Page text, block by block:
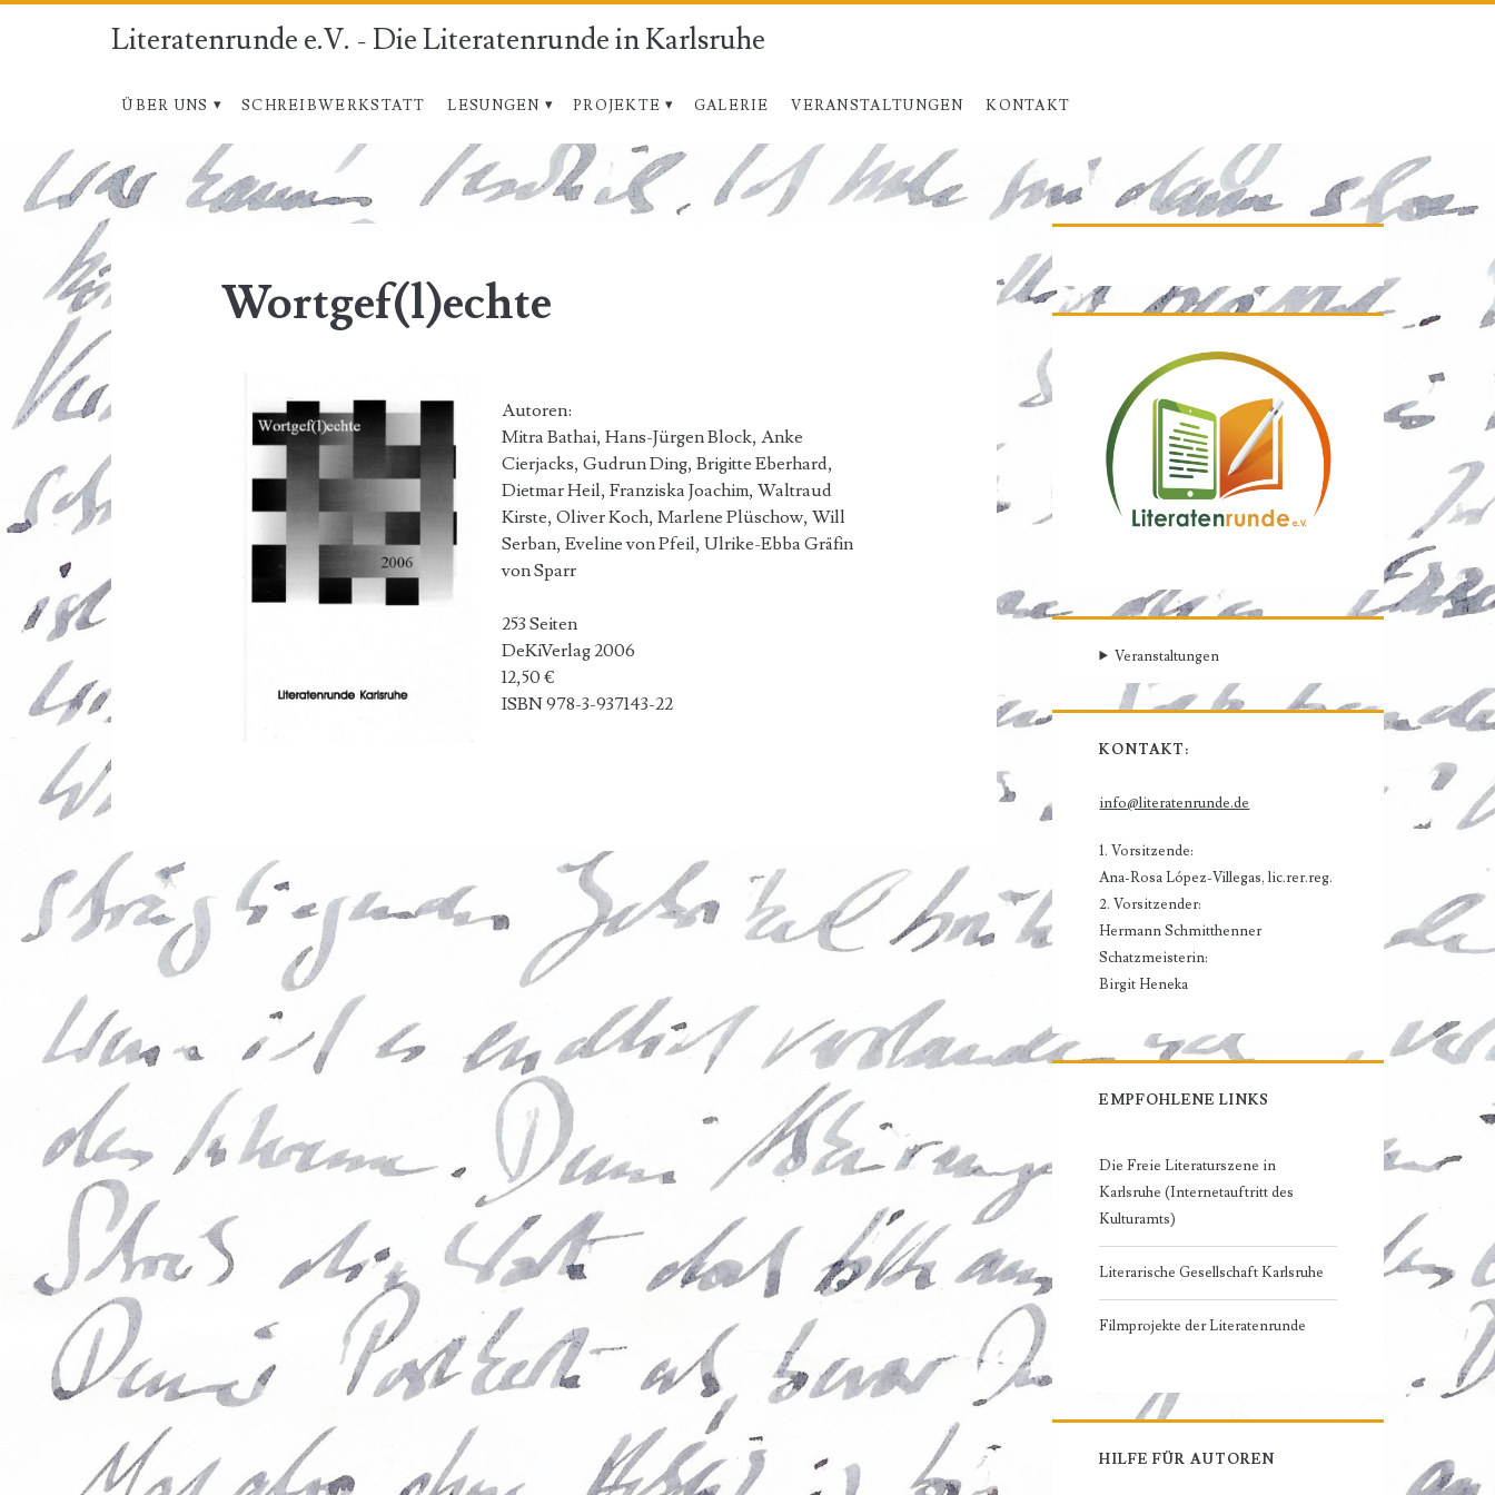
Literatenrunde e.V. - Die Literatenrunde in Karlsruhe
ÜBER UNS SCHREIBWERKSTATT LESUNGEN PROJEKTE GALERIE VERANSTALTUNGEN KONTAKT
Wortgef(l)echte
Autoren:
Mitra Bathai, Hans-Jürgen Block, Anke
Cierjacks, Gudrun Ding, Brigitte Eberhard,
Dietmar Heil, Franziska Joachim, Waltraud
Kirste, Oliver Koch, Marlene Plüschow, Will
Serban, Eveline von Pfeil, Ulrike-Ebba Gräfin
von Sparr
253 Seiten
DeKiVerlag 2006
12,50 €
ISBN 978-3-937143-22
Primäre
Seitenleiste
Veranstaltungen
KONTAKT:
info@literatenrunde.de
1. Vorsitzende:
Ana-Rosa López-Villegas, lic.rer.reg.
2. Vorsitzender:
Hermann Schmitthenner
Schatzmeisterin:
Birgit Heneka
EMPFOHLENE LINKS
Die Freie Literaturszene in
Karlsruhe (Internetauftritt des
Kulturamts)
Literarische Gesellschaft Karlsruhe
Filmprojekte der Literatenrunde
HILFE FÜR AUTOREN